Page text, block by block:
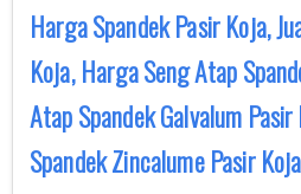
Harga Spandek Pasir Koja,
Koja, Harga Seng Atap
Atap Spandek Galvalum
Spandek Zincalume Pasir